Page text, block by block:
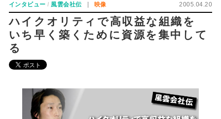
インタビュー 風雲会社伝 映像 2005.04.20
ハイクオリティで高収益な組織を
いち早く築くために資源を集中して
る